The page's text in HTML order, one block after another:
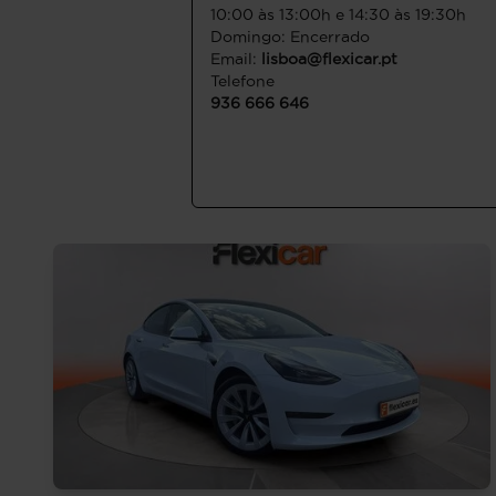
10:00 às 13:00h e 14:30 às 19:30h
Domingo: Encerrado
Email:
lisboa@flexicar.pt
Telefone
936 666 646